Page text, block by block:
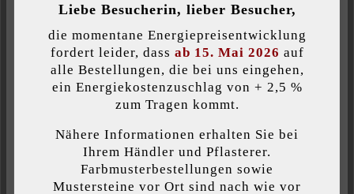
Seite ein gerundetes Profil. Je nachdem für welche Seitenansicht
man sich entscheidet, hat die Hangbefestigung ein modernes
oder eher rustikales Erscheinungsbild. Durch kleine
Einkerbungen in jedem Stein kann ein Tropfschlauch geführt
werden, um Pflanzen optimal mit Wasser zu versorgen.
Inaktiv
Individuelle Cookies akzeptieren
Funktionalität bieten zu können...Mehr Informationen
Liebe Besucherin, lieber Besucher,
die momentane Energiepreisentwicklung
fordert leider, dass ab 15. Mai 2026 auf
alle Bestellungen, die bei uns eingehen,
ein Energiekostenzuschlag von + 2,5 %
zum Tragen kommt.
Nähere Informationen erhalten Sie bei
Ihrem Händler und Pflasterer.
Farbmusterbestellungen sowie
Mustersteine vor Ort sind nach wie vor